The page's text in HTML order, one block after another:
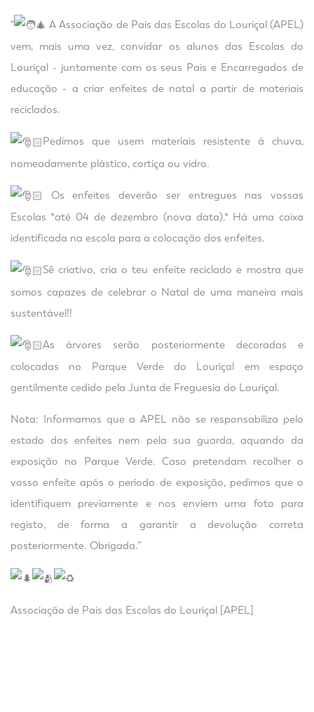
“
A Associação de Pais das Escolas do Louriçal (APEL)
vem, mais uma vez, convidar os alunos das Escolas do
Louriçal - juntamente com os seus Pais e Encarregados de
educação - a criar enfeites de natal a partir de materiais
reciclados.
Pedimos que usem materiais resistente à chuva,
nomeadamente plástico, cortiça ou vidro.
Os enfeites deverão ser entregues nas vossas
Escolas *até 04 de dezembro (nova data).* Há uma caixa
identificada na escola para a colocação dos enfeites.
Sê criativo, cria o teu enfeite reciclado e mostra que
somos capazes de celebrar o Natal de uma maneira mais
sustentável!!
As árvores serão posteriormente decoradas e
colocadas no Parque Verde do Louriçal em espaço
gentilmente cedido pela Junta de Freguesia do Louriçal.
Nota: Informamos que a APEL não se responsabiliza pelo
estado dos enfeites nem pela sua guarda, aquando da
exposição no Parque Verde. Caso pretendam recolher o
vosso enfeite após o período de exposição, pedimos que o
identifiquem previamente e nos enviem uma foto para
registo, de forma a garantir a devolução correta
posteriormente. Obrigada.”
Associação de Pais das Escolas do Louriçal [APEL]